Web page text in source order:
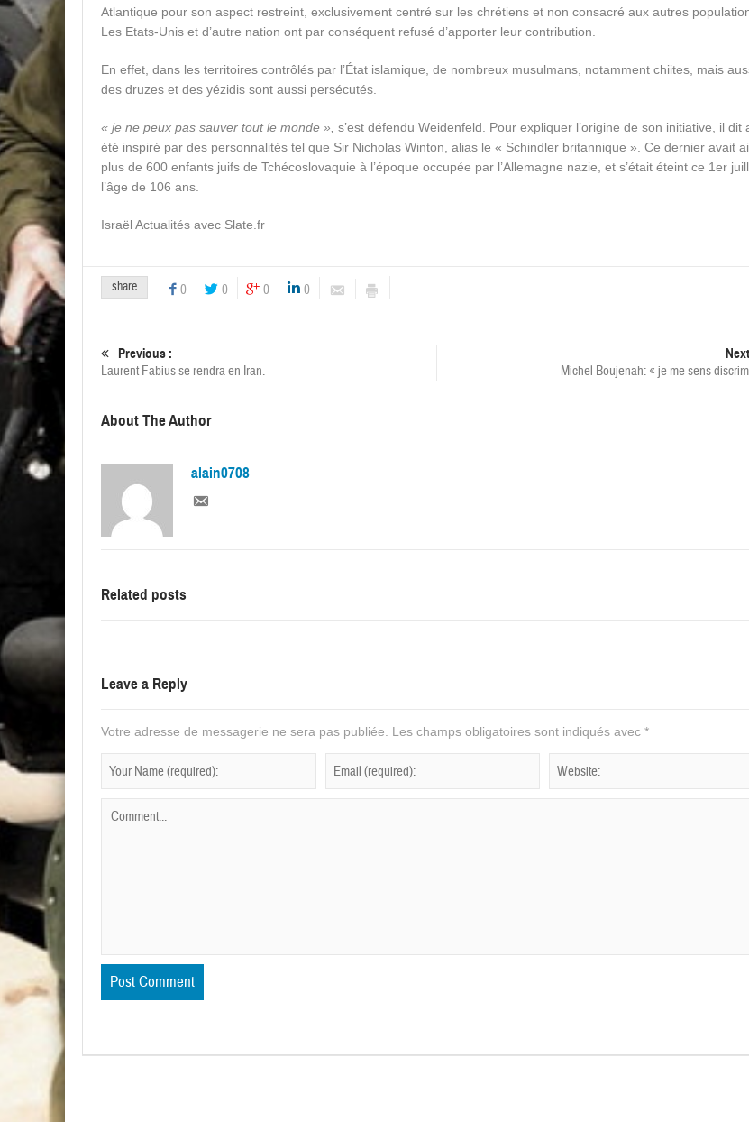
Atlantique pour son aspect restreint, exclusivement centré sur les chrétiens et non consacré aux autres
Les Etats-Unis et d’autre nation ont par conséquent refusé d’apporter leur contribution.
En effet, dans les territoires contrôlés par l’État islamique, de nombreux musulmans, notamment chiites, mais
des druzes et des yézidis sont aussi persécutés.
« je ne peux pas sauver tout le monde », s’est défendu Weidenfeld. Pour expliquer l’origine de son initiative, il dit
été inspiré par des personnalités tel que Sir Nicholas Winton, alias le « Schindler britannique ». Ce dernier avait
plus de 600 enfants juifs de Tchécoslovaquie à l’époque occupée par l’Allemagne nazie, et s’était éteint ce 1er
l’âge de 106 ans.
Israël Actualités avec Slate.fr
share 0 0 0 0
Previous :
Laurent Fabius se rendra en Iran. Michel Boujenah: « je me sens
About The Author
alain0708
Related posts
Leave a Reply
Votre adresse de messagerie ne sera pas publiée. Les champs obligatoires sont indiqués avec *